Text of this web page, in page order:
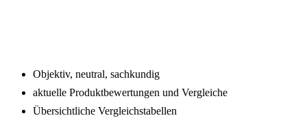
Objektiv, neutral, sachkundig
aktuelle Produktbewertungen und Vergleiche
Übersichtliche Vergleichstabellen